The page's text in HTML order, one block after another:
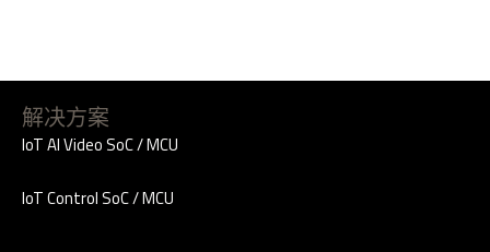
解决方案
IoT AI Video SoC / MCU
IoT Control SoC / MCU